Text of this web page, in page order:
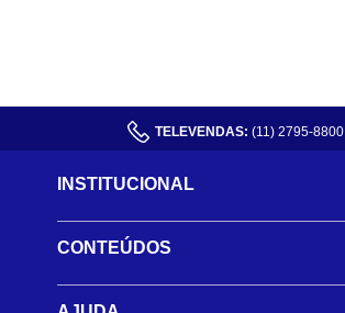
TELEVENDAS: (11) 2795-8800
INSTITUCIONAL
CONTEÚDOS